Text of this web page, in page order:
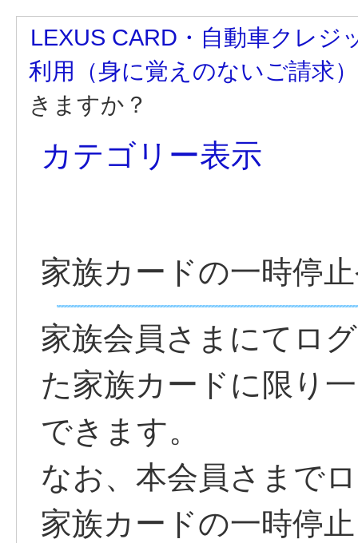
LEXUS CARD・自動車クレジ
利用（身に覚えのないご請求）
きますか？
カテゴリー表示
家族カードの一時停
家族会員さまにてロ
た家族カードに限り
できます。
なお、本会員さまで
家族カードの一時停